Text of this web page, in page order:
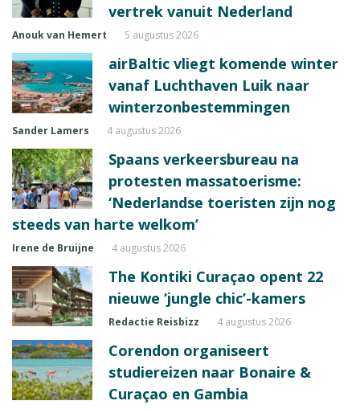
vertrek vanuit Nederland
Anouk van Hemert 5 augustus 2026
airBaltic vliegt komende winter
vanaf Luchthaven Luik naar
winterzonbestemmingen
Sander Lamers 4 augustus 2026
Spaans verkeersbureau na
protesten massatoerisme:
‘Nederlandse toeristen zijn nog
steeds van harte welkom’
Irene de Bruijne 4 augustus 2026
The Kontiki Curaçao opent 22
nieuwe ‘jungle chic’-kamers
Redactie Reisbizz 4 augustus 2026
Corendon organiseert
studiereizen naar Bonaire &
Curaçao en Gambia